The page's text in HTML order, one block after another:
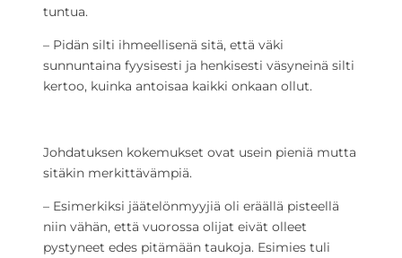
tuntua.
– Pidän silti ihmeellisenä sitä, että väki
sunnuntaina fyysisesti ja henkisesti väsyneinä silti
kertoo, kuinka antoisaa kaikki onkaan ollut.
Johdatuksen kokemukset ovat usein pieniä mutta
sitäkin merkittävämpiä.
– Esimerkiksi jäätelönmyyjiä oli eräällä pisteellä
niin vähän, että vuorossa olijat eivät olleet
pystyneet edes pitämään taukoja. Esimies tuli